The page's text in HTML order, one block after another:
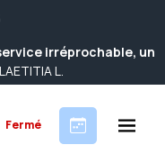
irréprochable, un
L.
Fermé